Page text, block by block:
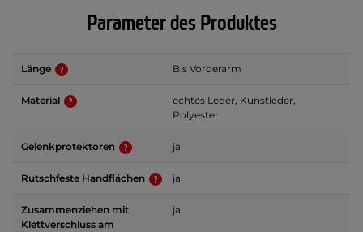
Parameter des Produktes
Länge Bis Vorderarm
Material
echtes Leder, Kunstleder,
Polyester
Gelenkprotektoren ja
Rutschfeste Handflächen ja
Zusammenziehen mit
Klettverschluss am
ja